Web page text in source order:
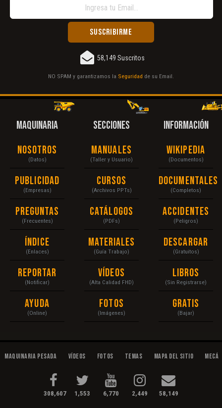
58,149 Suscritos
NO SPAM y garantizamos la Seguridad de su Email.
MAQUINARIA
Nosotros
(Datos)
Publicidad
(Empresas)
Preguntas
(Frecuentes)
Índice
(Enlaces)
Reportar
(Notificar)
Ayuda
(Online)
SECCIONES
Manuales
(Taller y Usuario)
Cursos
(Archivos PPTs)
Catálogos
(PDFs)
Materiales
(Guía Trabajo)
Vídeos
(Alta Calidad FHD)
Fotos
(Imágenes)
INFORMACIÓN
Wikipedia
(Documentos)
Documentales
(Completos)
Accidentes
(Peligros)
Descargar
(Gratuitos)
Libros
(Sin Registrarse)
Gratis
(Bajar)
Maquinaria Pesada Vídeos Fotos Temas Mapa del Sitio
308,607 1,553 6,770 2,449 58,149